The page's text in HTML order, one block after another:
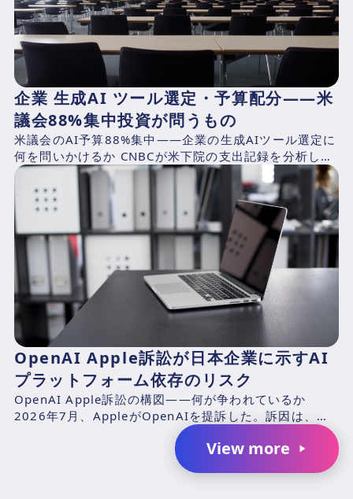
企業 生成AI ツール選定・予算配分——米
議会88%集中投資が問うもの
米議会のAI予算88%集中——企業の生成AIツール選定に
何を問いかけるか CNBCが米下院の支出記録を分析した
結果、2025年4月1日〜2026年3月31日の期...
OpenAI Apple訴訟が日本企業に示すAI
プラットフォーム依存のリスク
OpenAI Apple訴訟の構図——何が争われているか
2026年7月、AppleがOpenAIを提訴した。訴因は、元
Appleエンジニアのチャン・リウ（Ch...
View more